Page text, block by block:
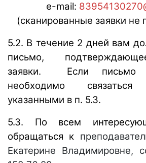
e-mail:
(сканированные заявки не
5.2. В течение 2 дней вам
письмо,
заявки. Если письмо
необходимо
указанными в п. 5.3.
5.3. По всем
обращаться к
Екатерине Владимировне,